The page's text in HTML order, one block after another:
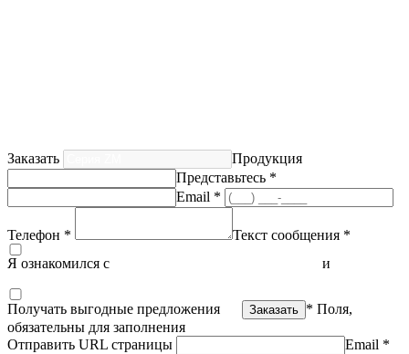
Заказать
Продукция
Представьтесь *
Email *
Телефон *
Текст сообщения *
Я ознакомился с
и
Получать выгодные предложения
* Поля,
обязательны для заполнения
Отправить URL страницы
Email *